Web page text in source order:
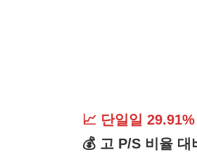
📈 단일일
💰 고 P/S 비율